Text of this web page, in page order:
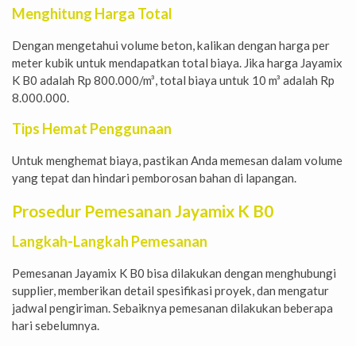
Menghitung Harga Total
Dengan mengetahui volume beton, kalikan dengan harga per
meter kubik untuk mendapatkan total biaya. Jika harga Jayamix
K B0 adalah Rp 800.000/m³, total biaya untuk 10 m³ adalah Rp
8.000.000.
Tips Hemat Penggunaan
Untuk menghemat biaya, pastikan Anda memesan dalam volume
yang tepat dan hindari pemborosan bahan di lapangan.
Prosedur Pemesanan Jayamix K B0
Langkah-Langkah Pemesanan
Pemesanan Jayamix K B0 bisa dilakukan dengan menghubungi
supplier, memberikan detail spesifikasi proyek, dan mengatur
jadwal pengiriman. Sebaiknya pemesanan dilakukan beberapa
hari sebelumnya.